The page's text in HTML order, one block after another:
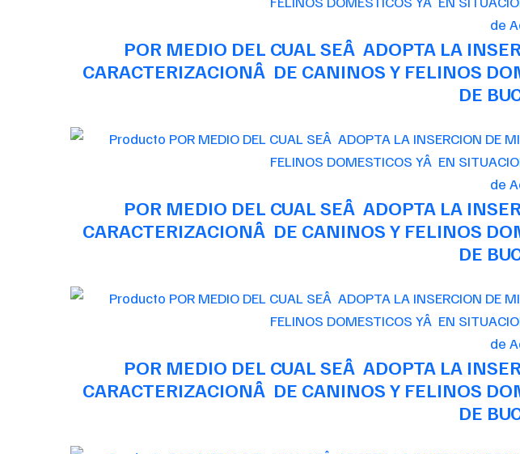
de
POR MEDIO DEL CUAL SEÂ ADOPTA LA
CARACTERIZACIONÂ DE CANINOS Y FELINOS
DE
de
POR MEDIO DEL CUAL SEÂ ADOPTA LA
CARACTERIZACIONÂ DE CANINOS Y FELINOS
DE
de
POR MEDIO DEL CUAL SEÂ ADOPTA LA
CARACTERIZACIONÂ DE CANINOS Y FELINOS
DE